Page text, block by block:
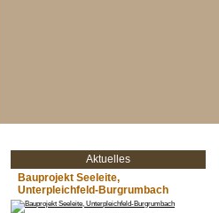
Aktuelles
Bauprojekt Seeleite,
Unterpleichfeld-Burgrumbach